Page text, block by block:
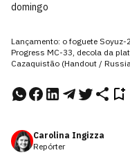
domingo
Lançamento: o foguete
Progress MC-33, decola da
Cazaquistão (Handout /
Carolina Ingizza
Repórter